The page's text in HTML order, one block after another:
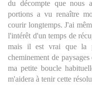
du décompte que nous
portions a vu renaître
courir longtemps. J'ai
l'intérêt d'un temps de
mais il est vrai que la
cheminement de
ma petite boucle
m'aidera à tenir cette